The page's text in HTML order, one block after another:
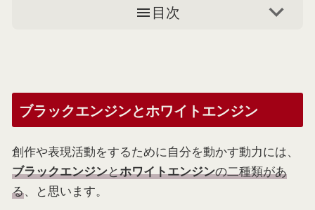
目次
ブラックエンジンとホワイトエンジン
創作や表現活動をするために自分を動かす動力には、
ブラックエンジンとホワイトエンジンの二種類があ
る、と思います。